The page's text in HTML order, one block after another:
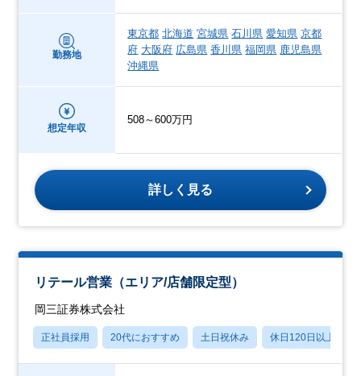
勤務地
東京都 北海道 宮城県 石川県 愛知県 京都
府 大阪府 広島県 香川県 福岡県 鹿児島県
沖縄県
想定年収
508～600万円
詳しく見る
リテール営業（エリア/店舗限定型）
岡三証券株式会社
正社員採用 20代におすすめ 土日祝休み 休日120日以上